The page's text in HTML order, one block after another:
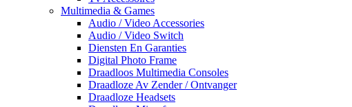
Multimedia & Games
Audio / Video Accessories
Audio / Video Switch
Diensten En Garanties
Digital Photo Frame
Draadloos Multimedia Consoles
Draadloze Av Zender / Ontvanger
Draadloze Headsets